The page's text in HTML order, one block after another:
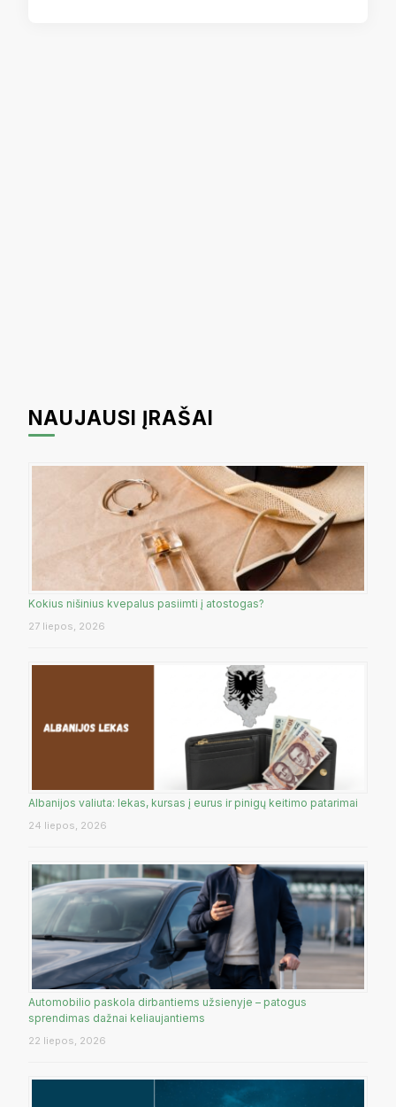
NAUJAUSI ĮRAŠAI
Kokius nišinius kvepalus pasiimti į atostogas?
27 liepos, 2026
Albanijos valiuta: lekas, kursas į eurus ir pinigų keitimo patarimai
24 liepos, 2026
Automobilio paskola dirbantiems užsienyje – patogus
sprendimas dažnai keliaujantiems
22 liepos, 2026